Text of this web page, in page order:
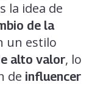
la idea de
de la
un estilo
alto valor, lo
de influencer